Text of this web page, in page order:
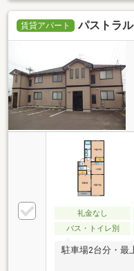
賃貸アパート パストラ
礼金なし
バス・トイレ別
駐車場2台分・最